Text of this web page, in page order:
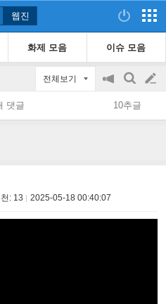
웹진
화제 모음 이슈 모음
전체보기
공
지
on/off
검
색
글
쓰
댓글 10추글
: 13 2025-05-18 00:40:07